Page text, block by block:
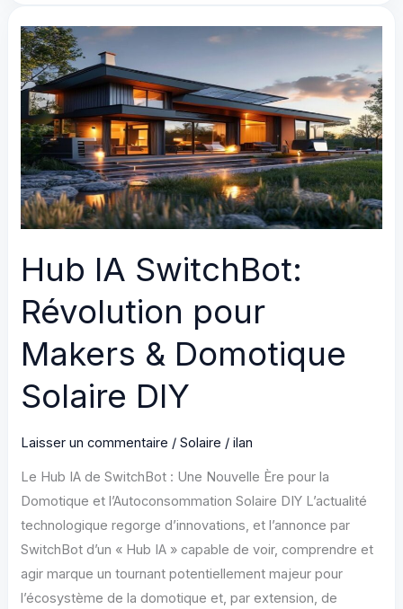
contrôle
d’exportation
Hoymiles
guide
complet
2024
Hub IA SwitchBot:
Révolution pour
Makers & Domotique
Solaire DIY
Laisser un commentaire /Solaire /ilan
Le Hub IA de SwitchBot : Une Nouvelle Ère pour la
Domotique et l’Autoconsommation Solaire DIY L’actualité
technologique regorge d’innovations, et l’annonce par
SwitchBot d’un « Hub IA » capable de voir, comprendre et
agir marque un tournant potentiellement majeur pour
l’écosystème de la domotique et, par extension, de